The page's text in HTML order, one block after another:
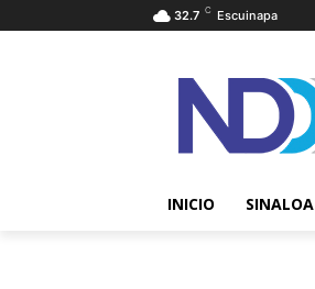
32.7 C Escuinapa
INICIO SINALOA